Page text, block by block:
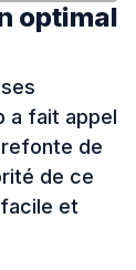
optimal
a fait appel
de
de ce
et